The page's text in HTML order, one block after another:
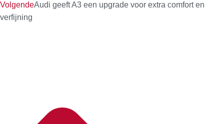
VolgendeAudi geeft A3 een upgrade voor extra comfort en
verfijning